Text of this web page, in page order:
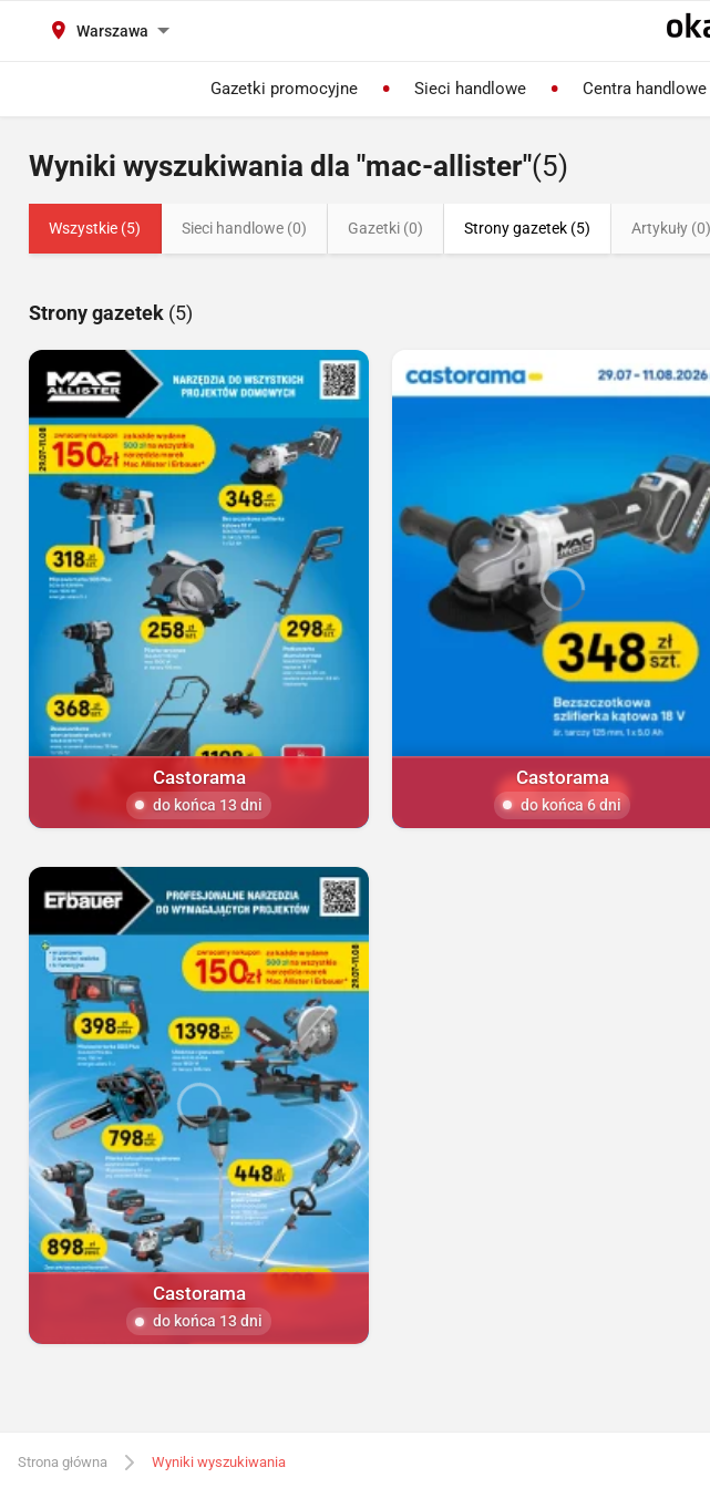
Warszawa
Gazetki promocyjne Sieci handlowe Centra handlowe
Wyniki wyszukiwania dla "mac-allister"(5)
Wszystkie (5) Sieci handlowe (0) Gazetki (0) Strony gazetek (5) Artykuły (0)
Strony gazetek (5)
Castorama
do końca 13 dni
Castorama
do końca 6 dni
Castorama
do końca 13 dni
Strona główna Wyniki wyszukiwania